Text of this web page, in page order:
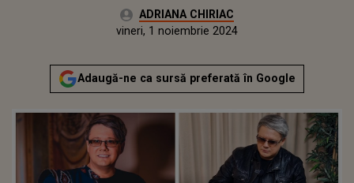
Autor:ADRIANA CHIRIAC
miercuri, 1 noiembrie 2023Actualizat:
vineri, 1 noiembrie 2024
Adaugă-ne ca sursă preferată în Google